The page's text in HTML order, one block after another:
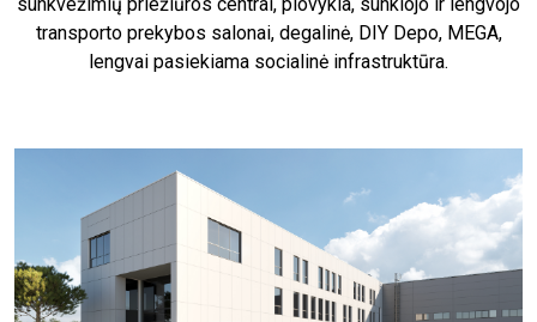
transporto prekybos salonai, degalinė, DIY Depo, MEGA,
lengvai pasiekiama socialinė infrastruktūra.